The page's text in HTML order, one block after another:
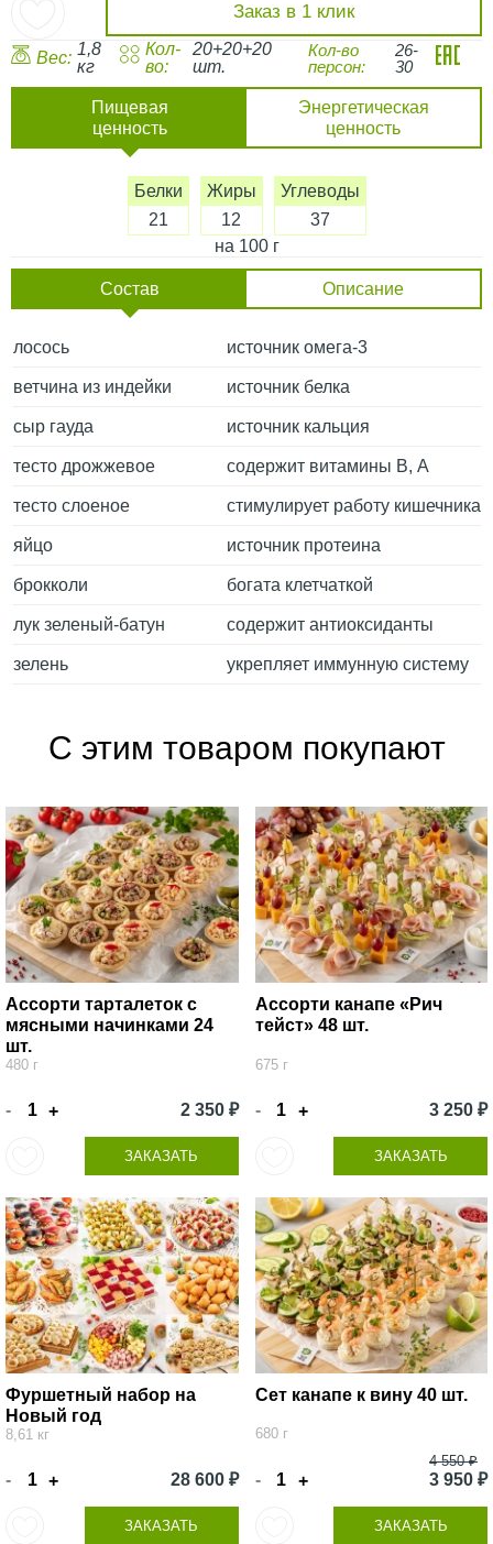
Заказ в 1 клик
Вес: 1,8
кг
Кол-
во:
20+20+20
шт.
Кол-во
персон:
26-
30
Пищевая
ценность
Энергетическая
ценность
Белки
21
Жиры
12
Углеводы
37
на 100 г
Состав Описание
лосось источник омега-3
ветчина из индейки источник белка
сыр гауда источник кальция
тесто дрожжевое содержит витамины В, А
тесто слоеное стимулирует работу кишечника
яйцо источник протеина
брокколи богата клетчаткой
лук зеленый-батун содержит антиоксиданты
зелень укрепляет иммунную систему
С этим товаром покупают
Ассорти тарталеток с
мясными начинками 24
шт.
480 г
- + 2 350 ₽
ЗАКАЗАТЬ
Ассорти канапе «Рич
тейст» 48 шт.
675 г
- + 3 250 ₽
ЗАКАЗАТЬ
Фуршетный набор на
Новый год
8,61 кг
- + 28 600 ₽
ЗАКАЗАТЬ
Сет канапе к вину 40 шт.
680 г
- +
4 550 ₽
3 950 ₽
ЗАКАЗАТЬ